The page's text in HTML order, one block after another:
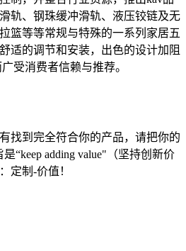
轨、钢珠缓冲滑轨、液压铰链及无
篮等等常规与特殊的一系列家居五
适的调节和安装，出色的设计加阻
受消费者信赖与推荐。
找到完全符合你的产品，请把你的
“keep adding value"（坚持创新价
定制-价值！